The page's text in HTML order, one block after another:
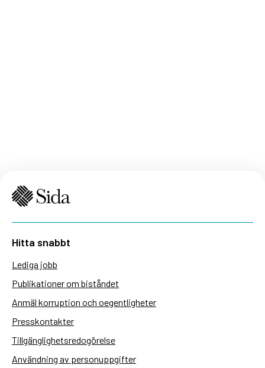
Hitta snabbt
Lediga jobb
Publikationer om biståndet
Anmäl korruption och oegentligheter
Presskontakter
Tillgänglighetsredogörelse
Användning av personuppgifter